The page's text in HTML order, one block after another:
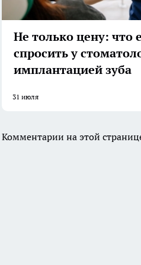
Не только цену: что
спросить у
имплантацией зуба
31 июля
Комментарии на этой